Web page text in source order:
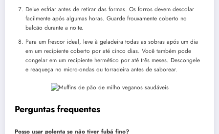
Deixe esfriar antes de retirar das formas. Os forros devem descolar
facilmente após algumas horas. Guarde frouxamente coberto no
balcão durante a noite.
Para um frescor ideal, leve à geladeira todas as sobras após um dia
em um recipiente coberto por até cinco dias. Você também pode
congelar em um recipiente hermético por até três meses. Descongele
e reaqueça no micro-ondas ou torradeira antes de saborear.
Perguntas frequentes
Posso usar polenta se não tiver fubá fino?